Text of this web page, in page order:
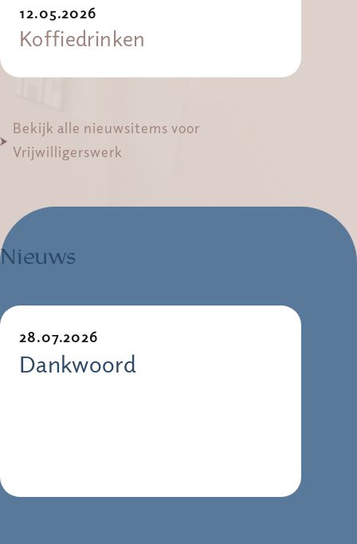
12.05.2026
Koffiedrinken
Bekijk alle nieuwsitems voor
Vrijwilligerswerk
Nieuws
28.07.2026
Dankwoord